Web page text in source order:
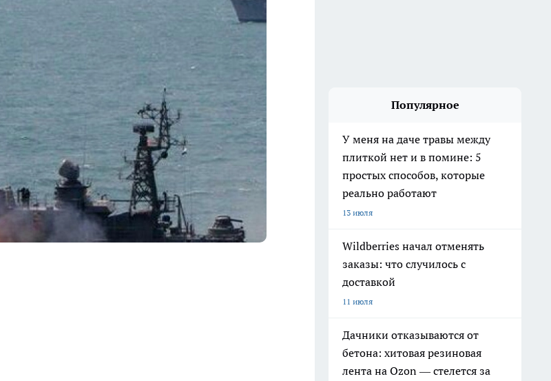
Популярное
У меня на даче травы между
плиткой нет и в помине: 5
простых способов, которые
реально работают
13 июля
Wildberries начал отменять
заказы: что случилось с
доставкой
11 июля
Дачники отказываются от
бетона: хитовая резиновая
лента на Ozon — стелется за